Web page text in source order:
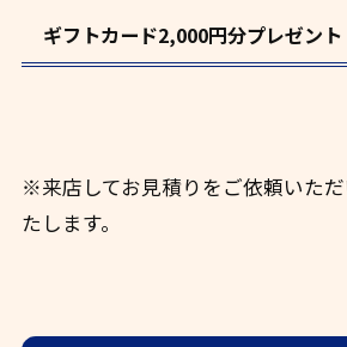
ギフトカード2,000円分プレゼント
※来店してお見積りをご依頼いた
たします。